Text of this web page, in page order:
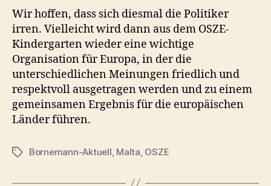
Wir hoffen, dass sich diesmal die Politiker
irren. Vielleicht wird dann aus dem OSZE-
Kindergarten wieder eine wichtige
Organisation für Europa, in der die
unterschiedlichen Meinungen friedlich und
respektvoll ausgetragen werden und zu einem
gemeinsamen Ergebnis für die europäischen
Länder führen.
Schlagwörter
Bornemann-Aktuell Malta OSZE